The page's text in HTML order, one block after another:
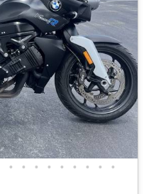
• • • • • • • • •